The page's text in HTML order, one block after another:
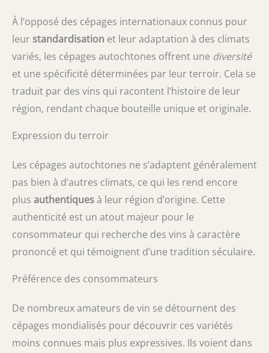
À l’opposé des cépages internationaux connus pour
leur standardisation et leur adaptation à des climats
variés, les cépages autochtones offrent une diversité
et une spécificité déterminées par leur terroir. Cela se
traduit par des vins qui racontent l’histoire de leur
région, rendant chaque bouteille unique et originale.
Expression du terroir
Les cépages autochtones ne s’adaptent généralement
pas bien à d’autres climats, ce qui les rend encore
plus authentiquesà leur région d’origine. Cette
authenticité est un atout majeur pour le
consommateur qui recherche des vins à caractère
prononcé et qui témoignent d’une tradition séculaire.
Préférence des consommateurs
De nombreux amateurs de vin se détournent des
cépages mondialisés pour découvrir ces variétés
moins connues mais plus expressives. Ils voient dans